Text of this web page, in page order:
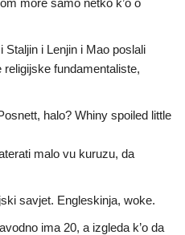
more samo netko k’o o
Staljin i Lenjin i Mao poslali
fundamentaliste,
halo? Whiny spoiled little
malo vu kuruzu, da
savjet. Engleskinja, woke.
ima 20, a izgleda k’o da